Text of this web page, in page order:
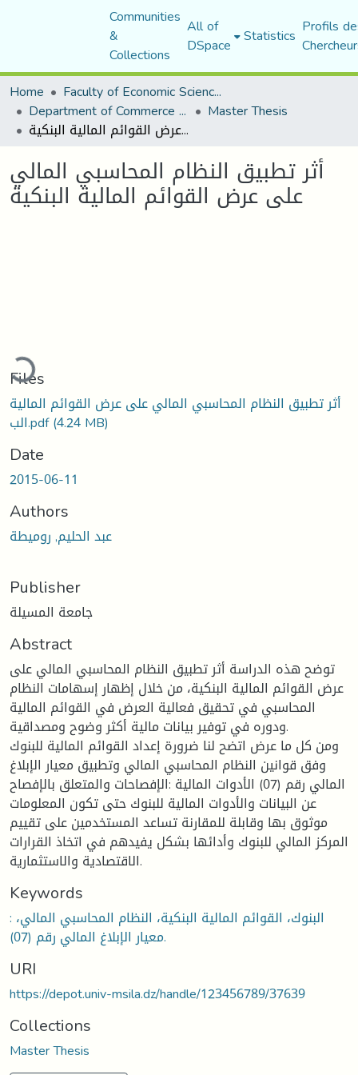
Communities
&
Collections
All of
DSpace Statistics Profils
Home
Faculty of Economic Sciences, Commerce and Management Sciences
Department of Commerce Science Master Thesis
أثر تطبيق النظام المحاسبي المالي على عرض القوائم المالية البنكية
أثر تطبيق النظام المحاسبي المالي
على عرض القوائم المالية البنكية
Files
أثر تطبيق النظام المحاسبي المالي على عرض القوائم المالية
الب.pdf(4.24 MB)
Date
2015-06-11
Authors
عبد الحليم, روميطة
Publisher
جامعة المسيلة
Abstract
توضح هذه الدراسة أثر تطبيق النظام المحاسبي المالي على
عرض القوائم المالية البنكية، من خلال إظهار إسهامات النظام
المحاسبي في تحقيق فعالية العرض في القوائم المالية
ودوره في توفير بيانات مالية أكثر وضوح ومصداقية.
ومن كل ما عرض اتضح لنا ضرورة إعداد القوائم المالية للبنوك
وفق قوانين النظام المحاسبي المالي وتطبيق معيار الإبلاغ
المالي رقم (07) الأدوات المالية :الإفصاحات والمتعلق بالإفصاح
عن البيانات والأدوات المالية للبنوك حتى تكون المعلومات
موثوق بها وقابلة للمقارنة تساعد المستخدمين على تقييم
المركز المالي للبنوك وأدائها بشكل يفيدهم في اتخاذ القرارات
الاقتصادية والاستثمارية.
Keywords
: البنوك، القوائم المالية البنكية، النظام المحاسبي المالي،
معيار الإبلاغ المالي رقم (07).
URI
https://depot.univ-msila.dz/handle/123456789/37639
Collections
Master Thesis